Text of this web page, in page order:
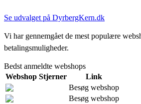
Se udvalget på DyrbergKern.dk
Vi har gennemgået de mest populære
betalingsmuligheder.
Bedst anmeldte webshops
Webshop Stjerner
Link
Besøg webshop
Besøg webshop